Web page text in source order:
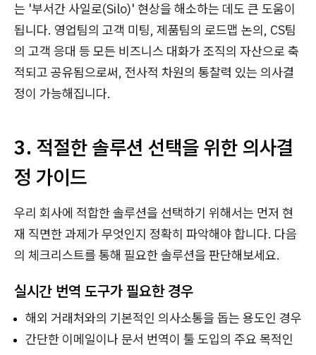
는 '부서간 사일로(Silo)' 현상을 해소하는 데도 큰 도움이
됩니다. 영업팀의 고객 미팅, 제품팀의 로드맵 논의, CS팀
의 고객 응대 등 모든 비즈니스 대화가 조직의 자산으로 축
적되고 공유됨으로써, 전사적 차원의 통찰력 있는 의사결
정이 가능해집니다.
3. 적절한 솔루션 선택을 위한 의사결
정 가이드
우리 회사에 적합한 솔루션을 선택하기 위해서는 먼저 현
재 직면한 과제가 무엇인지 정확히 파악해야 합니다. 다음
의 체크리스트를 통해 필요한 솔루션을 판단해보세요.
실시간 번역 도구가 필요한 경우
해외 거래처와의 기본적인 의사소통을 돕는 용도인 경우
간단한 이메일이나 문서 번역이 툴 도입의 주요 목적인